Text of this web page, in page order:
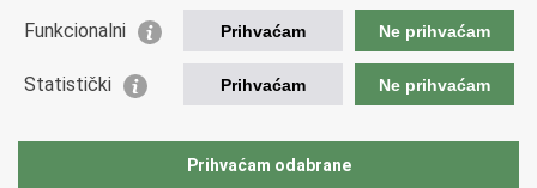
Odnosi s javnošću
Važne poveznice
Ministarstvo unutarnjih poslova
Funkcionalni Prihvaćam Ne prihvaćam
Statistički Prihvaćam Ne prihvaćam
Prihvaćam odabrane